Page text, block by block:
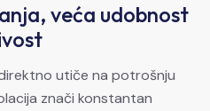
veća udobnost
utiče na potrošnju
znači konstantan